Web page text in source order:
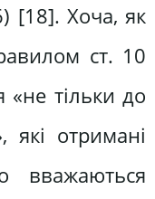
[18]. Хоча, як
ст. 10
«не тільки до
які отримані
вважаються